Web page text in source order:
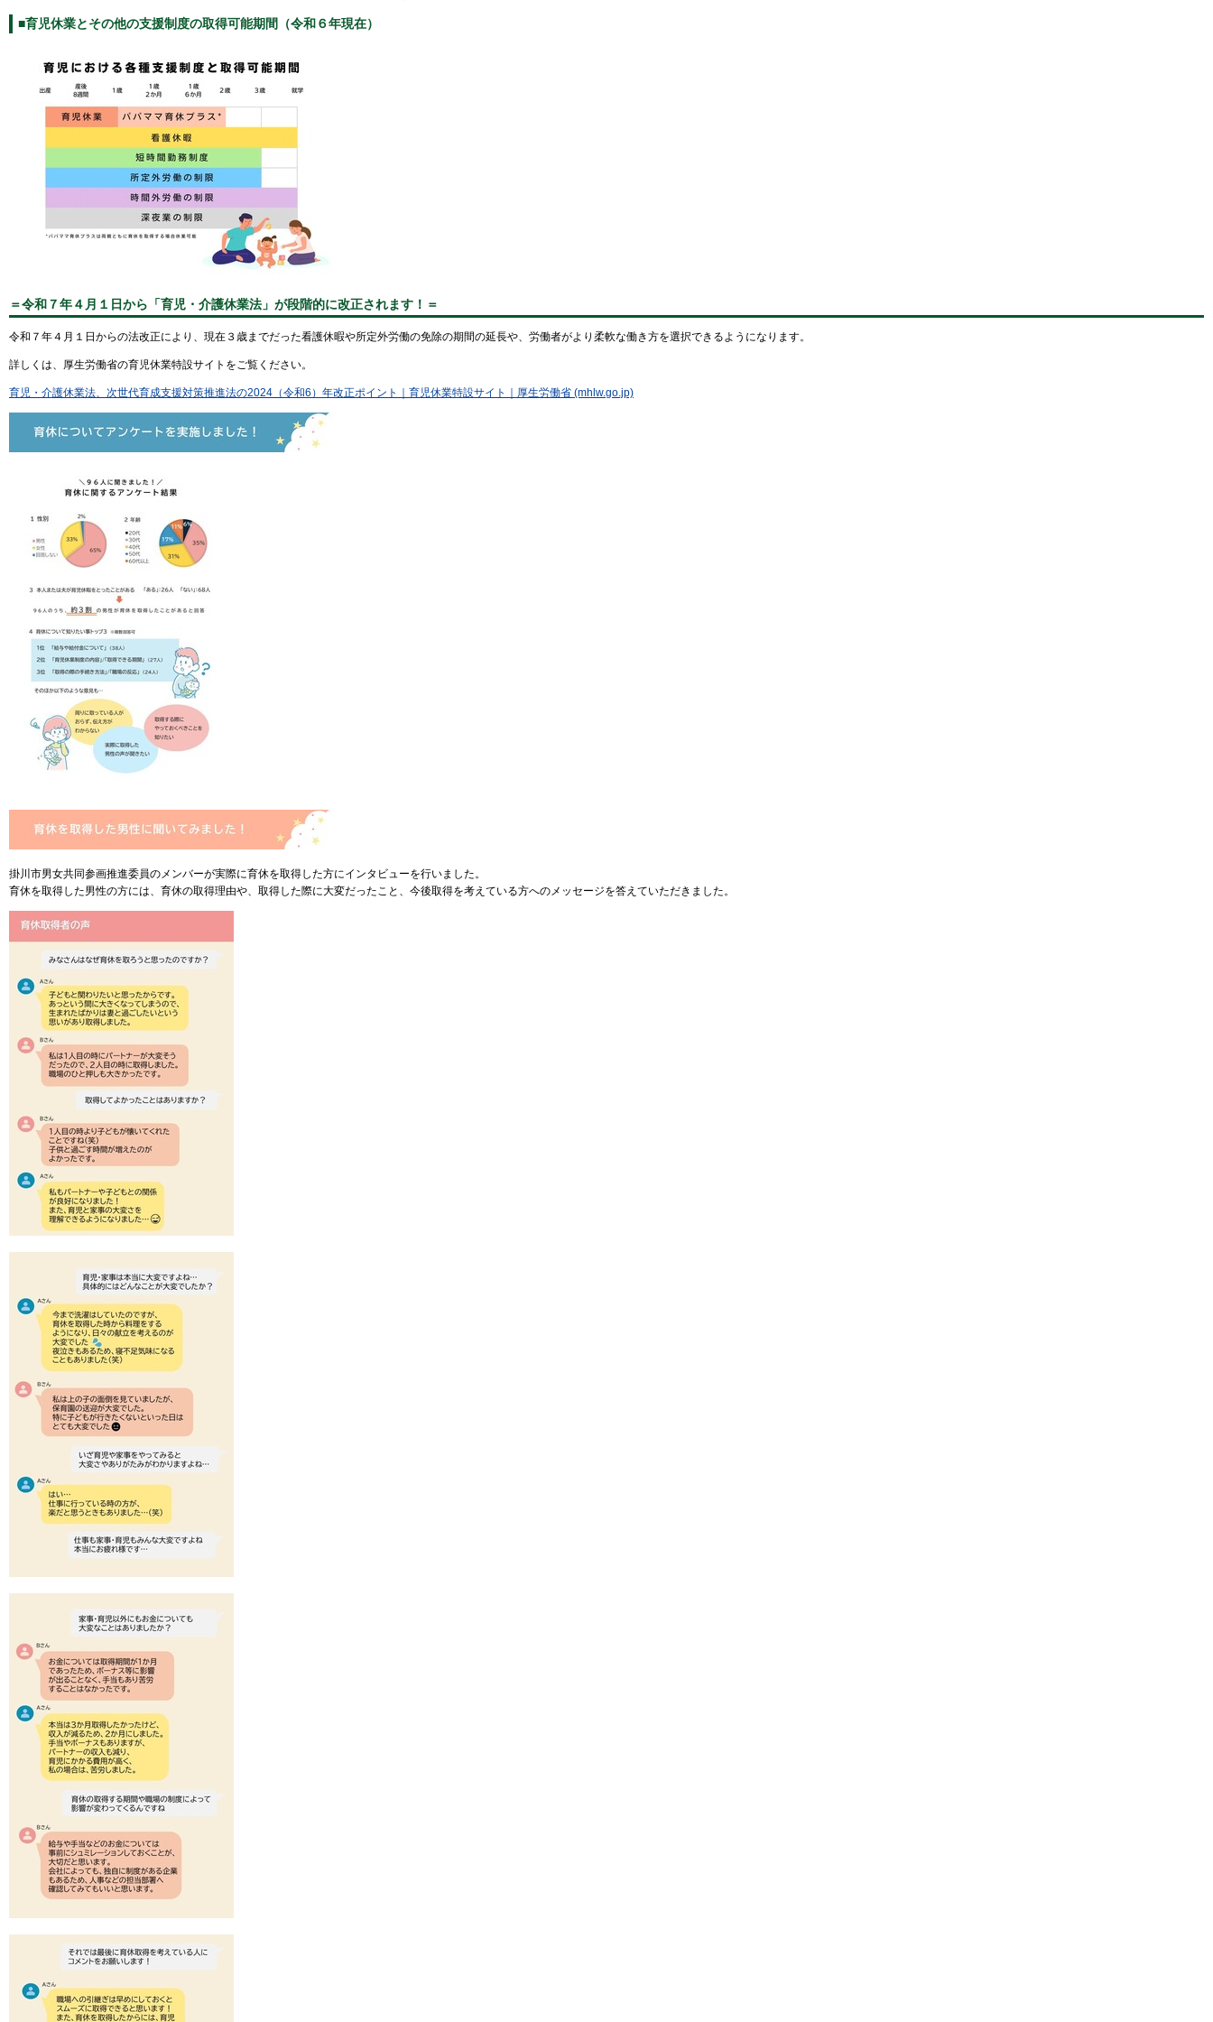
■育児休業とその他の支援制度の取得可能期間（令和６年現在）
＝令和７年４月１日から「育児・介護休業法」が段階的に改正されます！＝
令和７年４月１日からの法改正により、現在３歳までだった看護休暇や所定外労働の免除の期間の延長や、労働者がより柔軟な働き方を選択できるようになります。
詳しくは、厚生労働省の育児休業特設サイトをご覧ください。
育児・介護休業法、次世代育成支援対策推進法の2024（令和6）年改正ポイント｜育児休業特設サイト｜厚生労働省 (mhlw.go.jp)
掛川市男女共同参画推進委員のメンバーが実際に育休を取得した方にインタビューを行いました。
育休を取得した男性の方には、育休の取得理由や、取得した際に大変だったこと、今後取得を考えている方へのメッセージを答えていただきました。